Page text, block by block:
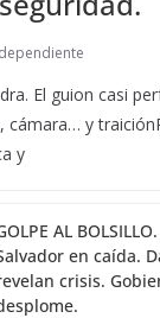
El guion casi
cámara… y
y
AL
en caída.
crisis.